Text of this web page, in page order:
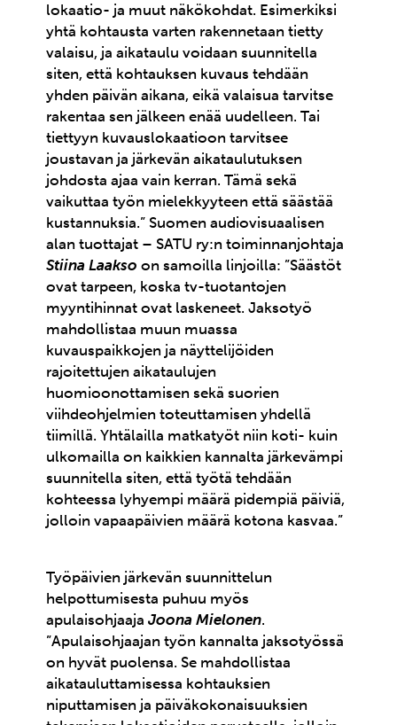
lokaatio- ja muut näkökohdat. Esimerkiksi
yhtä kohtausta varten rakennetaan tietty
valaisu, ja aikataulu voidaan suunnitella
siten, että kohtauksen kuvaus tehdään
yhden päivän aikana, eikä valaisua tarvitse
rakentaa sen jälkeen enää uudelleen. Tai
tiettyyn kuvauslokaatioon tarvitsee
joustavan ja järkevän aikataulutuksen
johdosta ajaa vain kerran. Tämä sekä
vaikuttaa työn mielekkyyteen että säästää
kustannuksia.” Suomen audiovisuaalisen
alan tuottajat – SATU ry:n toiminnanjohtaja
Stiina Laakso on samoilla linjoilla: ”Säästöt
ovat tarpeen, koska tv-tuotantojen
myyntihinnat ovat laskeneet. Jaksotyö
mahdollistaa muun muassa
kuvauspaikkojen ja näyttelijöiden
rajoitettujen aikataulujen
huomioonottamisen sekä suorien
viihdeohjelmien toteuttamisen yhdellä
tiimillä. Yhtälailla matkatyöt niin koti- kuin
ulkomailla on kaikkien kannalta järkevämpi
suunnitella siten, että työtä tehdään
kohteessa lyhyempi määrä pidempiä päiviä,
jolloin vapaapäivien määrä kotona kasvaa.”
Työpäivien järkevän suunnittelun
helpottumisesta puhuu myös
apulaisohjaaja Joona Mielonen.
”Apulaisohjaajan työn kannalta jaksotyössä
on hyvät puolensa. Se mahdollistaa
aikatauluttamisessa kohtauksien
niputtamisen ja päiväkokonaisuuksien